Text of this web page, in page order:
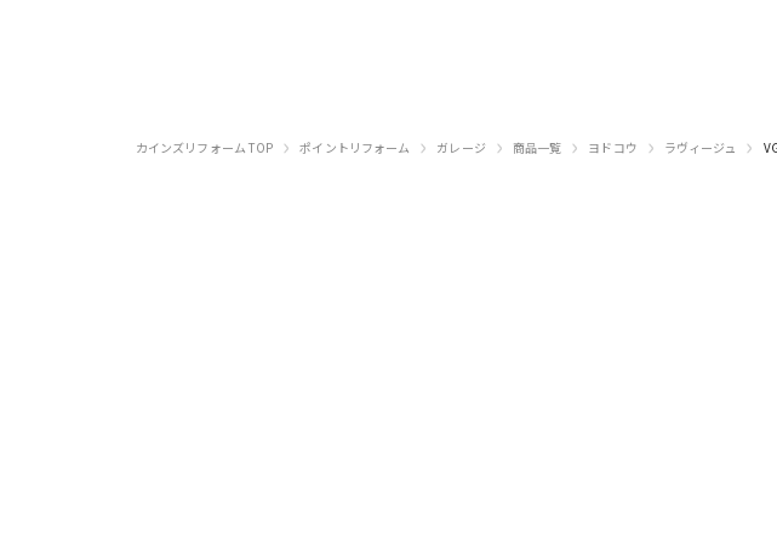
カインズリフォーム TOP › ポイントリフォーム › ガレージ › 商品一覧 › ヨドコウ › ラヴィージュ ›